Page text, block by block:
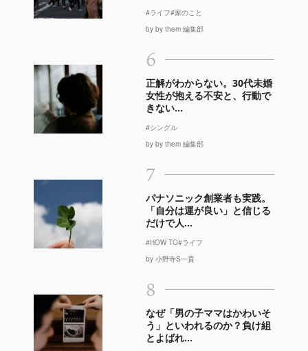
#ライフ#家のこと
by by them 編集部
6
正解がわからない。30代未婚
女性が抱える不安と、行動で
きない...
#シングル
by by them 編集部
7
パナソニック創業者も実践。
「自分は運が良い」と信じる
だけで人...
#HOW TO#ライフ
by 小野寺S一貴
8
なぜ「男の子ママはかわいそ
う」といわれるのか？負け組
とよばれ...